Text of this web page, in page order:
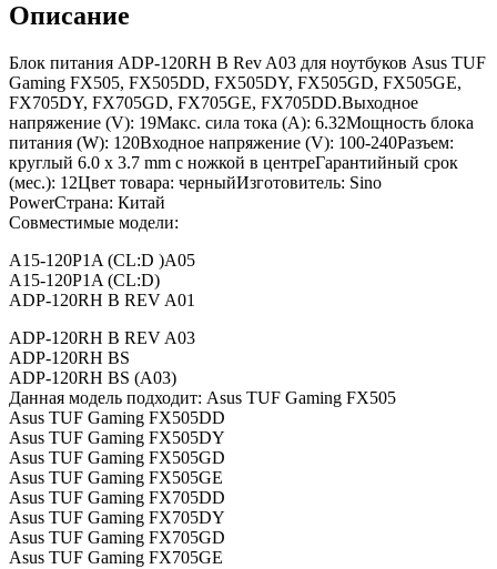
Описание
Блок питания ADP-120RH B Rev A03 для ноутбуков Asus TUF
Gaming FX505, FX505DD, FX505DY, FX505GD, FX505GE,
FX705DY, FX705GD, FX705GE, FX705DD.Выходное
напряжение (V): 19Макс. сила тока (A): 6.32Мощность блока
питания (W): 120Входное напряжение (V): 100-240Разъем:
круглый 6.0 x 3.7 mm с ножкой в центреГарантийный срок
(мес.): 12Цвет товара: черныйИзготовитель: Sino
PowerСтрана: Китай
Совместимые модели:
A15-120P1A (CL:D )A05
A15-120P1A (CL:D)
ADP-120RH B REV A01
ADP-120RH B REV A03
ADP-120RH BS
ADP-120RH BS (A03)
Данная модель подходит: Asus TUF Gaming FX505
Asus TUF Gaming FX505DD
Asus TUF Gaming FX505DY
Asus TUF Gaming FX505GD
Asus TUF Gaming FX505GE
Asus TUF Gaming FX705DD
Asus TUF Gaming FX705DY
Asus TUF Gaming FX705GD
Asus TUF Gaming FX705GE